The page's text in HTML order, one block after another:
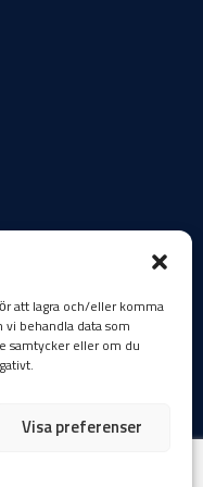
att lagra och/eller komma
behandla data som
samtycker eller om du
Visa preferenser
Policy